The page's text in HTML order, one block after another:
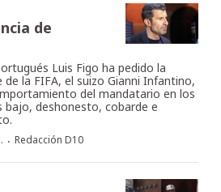
de
Luis Figo ha pedido la
la FIFA, el suizo Gianni Infantino,
del mandatario en los
bajo, deshonesto, cobarde e
· Redacción D10